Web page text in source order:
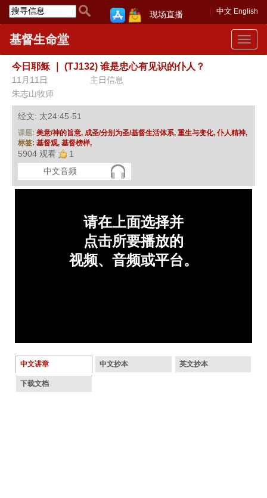
中文 English
现场直播
Toggle
基督生命堂
今日耶稣 (TJ132) 谁是忠心有见识的仆人？
11月11日
主日信息
朱志山牧师
经文: 太24:45-51
课题: 美意/神的旨意, 成圣/分别为圣/基督生活体系, 重生与变化, 仆人精神,
标签: 基督观, 基督榜样,
5904 观看
1
中文音频
中文讲章 中文抄本 英文抄本
下载文档